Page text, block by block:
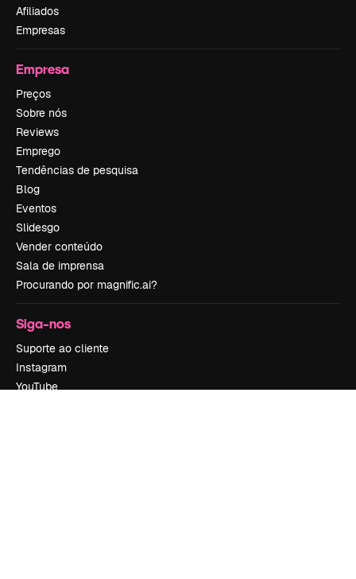
Afiliados
Empresas
Empresa
Preços
Sobre nós
Reviews
Emprego
Tendências de pesquisa
Blog
Eventos
Slidesgo
Vender conteúdo
Sala de imprensa
Procurando por magnific.ai?
Siga-nos
Suporte ao cliente
Instagram
YouTube